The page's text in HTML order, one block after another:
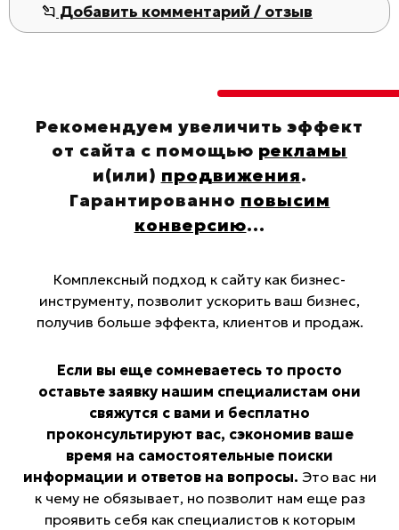
Добавить комментарий / отзыв
Рекомендуем увеличить эффект
от сайта с помощью рекламы
и(или) продвижения.
Гарантированно повысим
конверсию...
Комплексный подход к сайту как бизнес-
инструменту, позволит ускорить ваш бизнес,
получив больше эффекта, клиентов и продаж.
Если вы еще сомневаетесь то просто
оставьте заявку нашим специалистам они
свяжутся с вами и бесплатно
проконсультируют вас, сэкономив ваше
время на самостоятельные поиски
информации и ответов на вопросы. Это вас ни
к чему не обязывает, но позволит нам еще раз
проявить себя как специалистов к которым